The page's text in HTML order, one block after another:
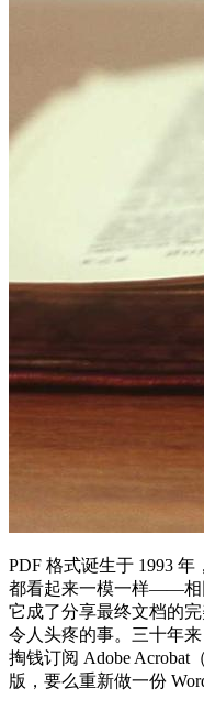
PDF 格式诞生于 1993
都看起来一模一样——相
它成了分享最终文档的
令人头疼的事。三十年
掏钱订阅 Adobe Acrobat
版，要么重新做一份